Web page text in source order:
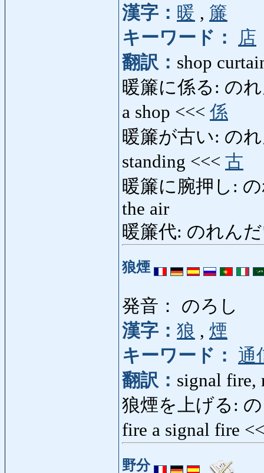
漢字： 暖 , 簾
キーワード：
店
翻訳： shop
暖簾に係る: の
a shop <<< 係
暖簾が古い: の
standing <<< 古
暖簾に腕押し:
the air
暖簾代: のれんだ
狼煙
発音： のろし
漢字： 狼 , 煙
キーワード：
通
翻訳： signal fire,
狼煙を上げる:
fire a signal fire
野分